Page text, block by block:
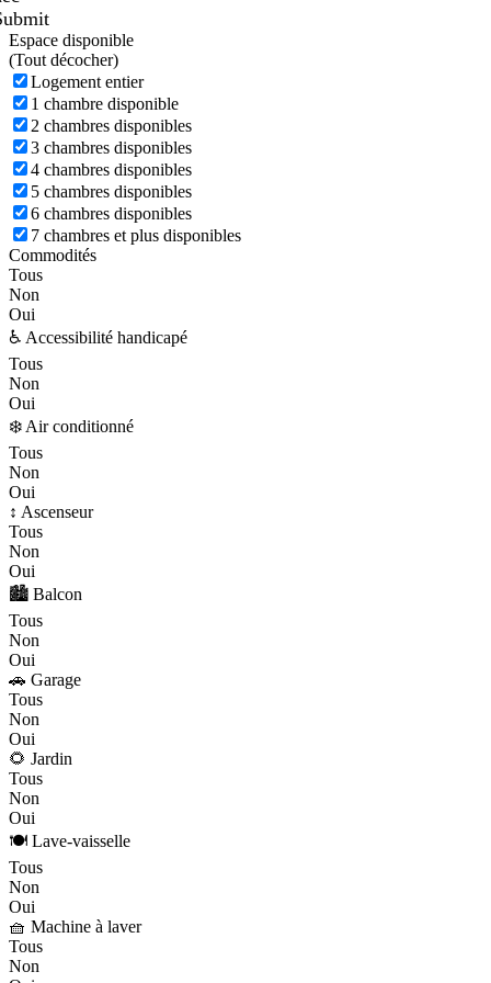
Espace disponible
(Tout décocher)
Logement entier
1 chambre disponible
2 chambres disponibles
3 chambres disponibles
4 chambres disponibles
5 chambres disponibles
6 chambres disponibles
7 chambres et plus disponibles
Commodités
Tous
Non
Oui
♿ Accessibilité handicapé
Tous
Non
Oui
❄️ Air conditionné
Tous
Non
Oui
↕️ Ascenseur
Tous
Non
Oui
🏙️ Balcon
Tous
Non
Oui
🚗 Garage
Tous
Non
Oui
🌻 Jardin
Tous
Non
Oui
🍽️ Lave-vaisselle
Tous
Non
Oui
🧺 Machine à laver
Tous
Non